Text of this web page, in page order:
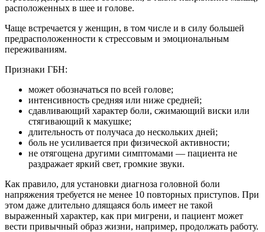
расположенных в шее и голове.
Чаще встречается у женщин, в том числе и в силу большей
предрасположенности к стрессовым и эмоциональным
переживаниям.
Признаки ГБН:
может обозначаться по всей голове;
интенсивность средняя или ниже средней;
сдавливающий характер боли, сжимающий виски или
стягивающий к макушке;
длительность от получаса до нескольких дней;
боль не усиливается при физической активности;
не отягощена другими симптомами — пациента не
раздражает яркий свет, громкие звуки.
Как правило, для установки диагноза головной боли
напряжения требуется не менее 10 повторных приступов. При
этом даже длительно длящаяся боль имеет не такой
выраженный характер, как при мигрени, и пациент может
вести привычный образ жизни, например, продолжать работу.